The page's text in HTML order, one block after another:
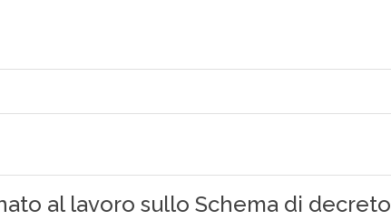
al lavoro sullo Schema di decreto